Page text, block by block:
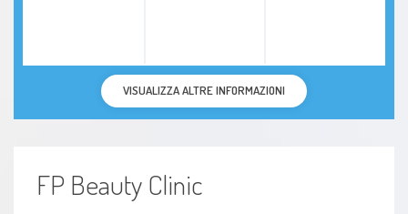
VISUALIZZA ALTRE INFORMAZIONI
FP Beauty Clinic